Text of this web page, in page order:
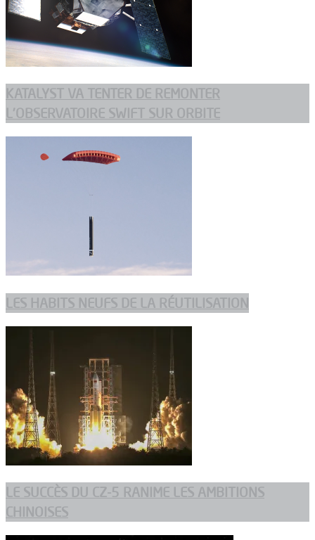
KATALYST VA TENTER DE REMONTER
L’OBSERVATOIRE SWIFT SUR ORBITE
LES HABITS NEUFS DE LA RÉUTILISATION
LE SUCCÈS DU CZ-5 RANIME LES AMBITIONS
CHINOISES